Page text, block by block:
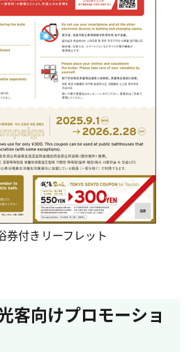
券付きリーフレット
客向けプロモーショ